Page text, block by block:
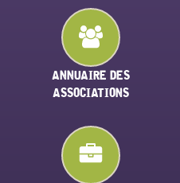
ANNUAIRE DES
ASSOCIATIONS